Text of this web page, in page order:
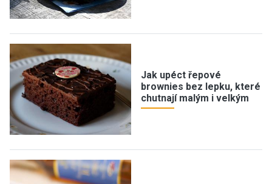
Jak upéct řepové
brownies bez lepku, které
chutnají malým i velkým